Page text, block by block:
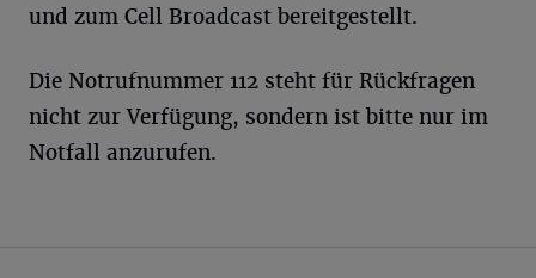
und zum Cell Broadcast bereitgestellt.
Die Notrufnummer 112 steht für Rückfragen
nicht zur Verfügung, sondern ist bitte nur im
Notfall anzurufen.